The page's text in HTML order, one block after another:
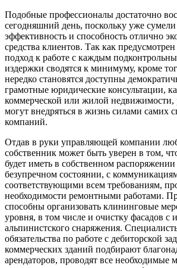
Подобные профессионалы достаточно
сегодняшний день, поскольку уже
эффективность и способность отлично
средства клиентов. Так как
подход к работе с каждым
издержки сводятся к минимуму, кроме
нередко становятся доступны
грамотные юридические консультации,
коммерческой или жилой недвижимости,
могут внедряться в жизнь силами самих
компаний.
Отдав в руки управляющей компании
собственник может быть уверен в том,
будет иметь в собственном распоряжении
безупречном состоянии, с
соответствующими всем требованиям,
необходимости ремонтными работами.
способны организовать клининговые
уровня, в том числе и очистку фасадов с
альпинистского снаряжения.
обязательства по работе с дебиторской
коммерческих зданий подбирают
арендаторов, проводят все необходимые